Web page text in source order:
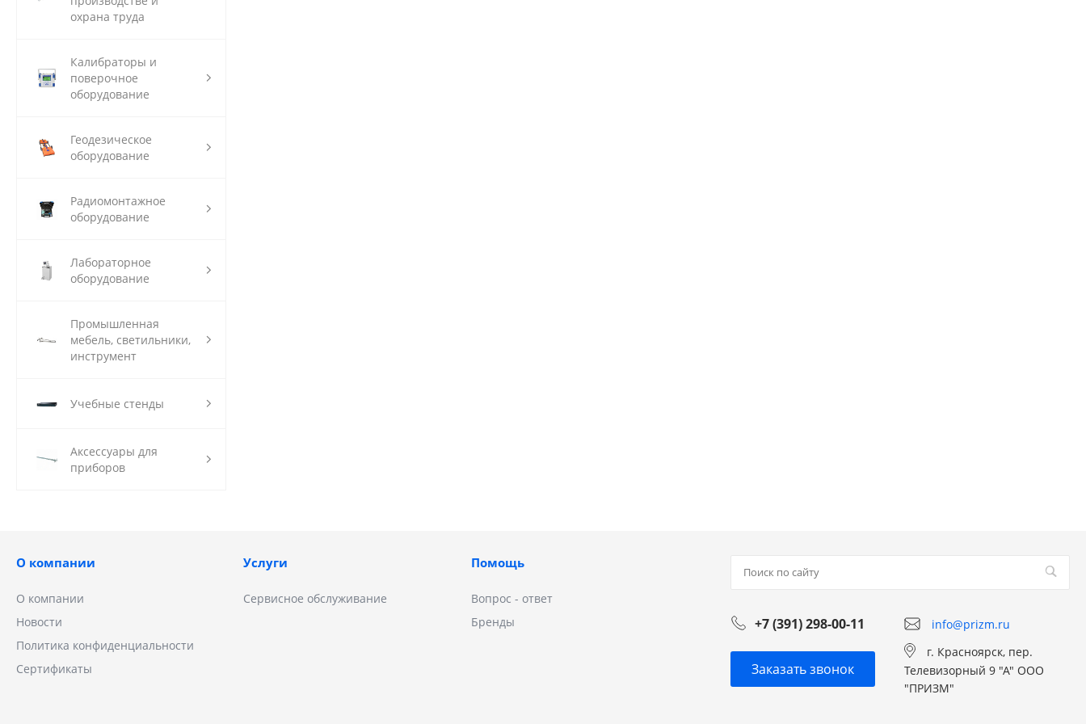
охрана труда
Калибраторы и
поверочное
оборудование
Геодезическое
оборудование
Радиомонтажное
оборудование
Лабораторное
оборудование
Промышленная
мебель, светильники,
инструмент
Учебные стенды
Аксессуары для
приборов
О компании
О компании
Новости
Политика конфиденциальности
Сертификаты
Услуги
Сервисное обслуживание
Помощь
Вопрос - ответ
Бренды
+7 (391) 298-00-11 info@prizm.ru
Заказать звонок
г. Красноярск, пер.
Телевизорный 9 "А" ООО
"ПРИЗМ"